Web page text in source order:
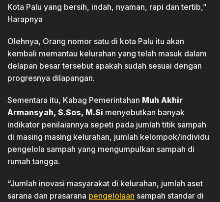
Kota Palu yang bersih, indah, nyaman, rapi dan tertib,”
Harapnya
Olehnya, Orang nomor satu di kota Palu itu akan
kembali memantau kelurahan yang telah masuk dalam
delapan besar tersebut apakah sudah sesuai dengan
progresnya dilapangan.
Sementara itu, Kabag Pemerintahan Muh Akhir
Armansyah, S.Sos, M.Si menyebutkan banyak
indikator penilaiannya sepeti pada jumlah titik sampah
di masing masing kelurahan, jumlah kelompok/individu
pengelola sampah yang mengumpulkan sampah di
rumah tangga.
“Jumlah inovasi masyarakat di kelurahan, jumlah aset
sarana dan prasarana pengelolaan sampah standar di